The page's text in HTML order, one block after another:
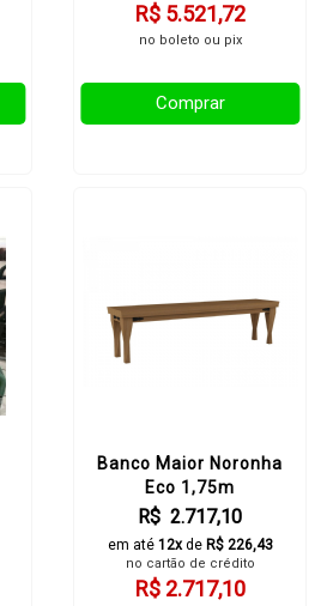
R$ 5.521,72
no boleto ou pix
Comprar
Banco Maior Noronha
Eco 1,75m
R$ 2.717,10
em até 12xde R$ 226,43
no cartão de crédito
R$ 2.717,10